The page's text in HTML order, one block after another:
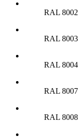
RAL 8002
RAL 8003
RAL 8004
RAL 8007
RAL 8008